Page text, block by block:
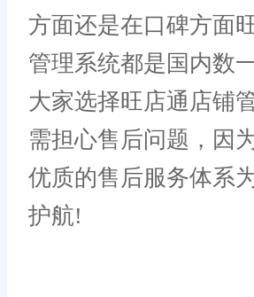
方面还是在口碑方面
管理系统都是国内数
大家选择旺店通店铺
需担心售后问题，因
优质的售后服务体系
护航!